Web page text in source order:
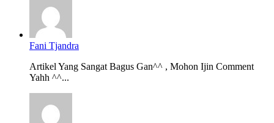
Fani Tjandra
Artikel Yang Sangat Bagus Gan^^ , Mohon Ijin Comment
Yahh ^^...